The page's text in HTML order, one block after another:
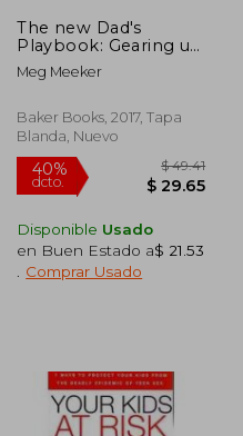
45%
dcto. $
The new Dad's
Playbook: Gearing up
for the Biggest Game
of Your Life (en
Meg Meeker
Baker Books, 2017, Tapa
Blanda, Nuevo
Disponible Usado
en Buen Estado a$ 21.53
Comprar Usado